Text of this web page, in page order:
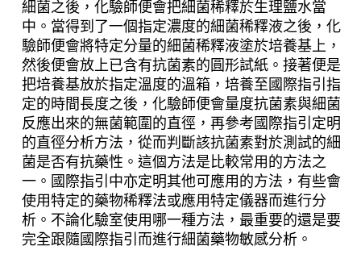
細菌之後，化驗師便會把細菌稀釋於生理鹽水當
中。當得到了一個指定濃度的細菌稀釋液之後，化
驗師便會將特定分量的細菌稀釋液塗於培養基上，
然後便會放上已含有抗菌素的圓形試紙。接著便是
把培養基放於指定溫度的溫箱，培養至國際指引指
定的時間長度之後，化驗師便會量度抗菌素與細菌
反應出來的無菌範圍的直徑，再參考國際指引定明
的直徑分析方法，從而判斷該抗菌素對於測試的細
菌是否有抗藥性。這個方法是比較常用的方法之
一。國際指引中亦定明其他可應用的方法，有些會
使用特定的藥物稀釋法或應用特定儀器而進行分
析。不論化驗室使用哪一種方法，最重要的還是要
完全跟隨國際指引而進行細菌藥物敏感分析。